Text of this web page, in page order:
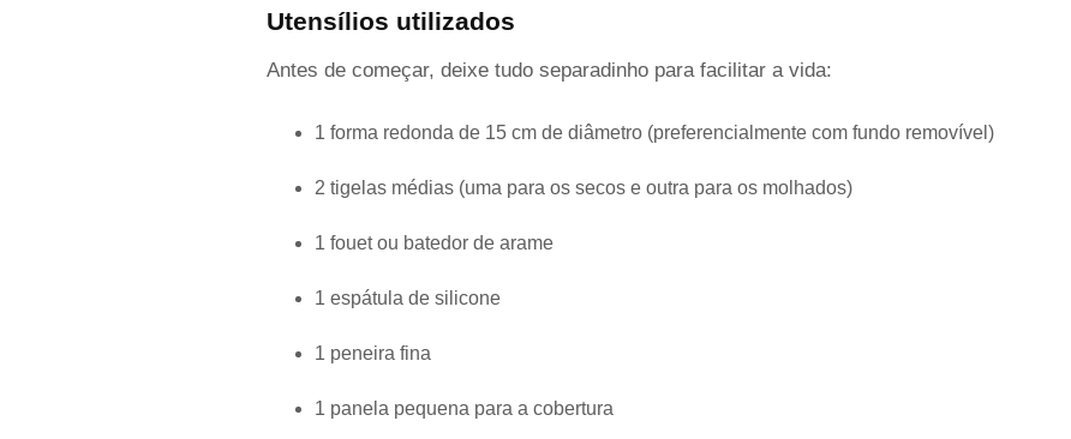
Utensílios utilizados
Antes de começar, deixe tudo separadinho para facilitar a vida:
1 forma redonda de 15 cm de diâmetro (preferencialmente com fundo removível)
2 tigelas médias (uma para os secos e outra para os molhados)
1 fouet ou batedor de arame
1 espátula de silicone
1 peneira fina
1 panela pequena para a cobertura